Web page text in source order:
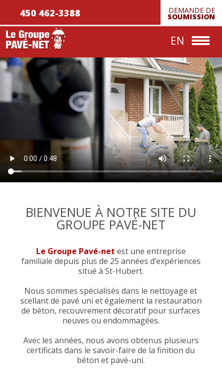
DEMANDE DE
SOUMISSION
EN
450 462-3388
BIENVENUE À NOTRE SITE DU
GROUPE PAVÉ-NET
Le Groupe Pavé-net est une entreprise
familiale depuis plus de 25 années d’expériences
situé à St-Hubert.
Nous sommes spécialisés dans le nettoyage et
scellant de pavé uni et également la restauration
de béton, recouvrement décoratif pour surfaces
neuves ou endommagées.
Avec les années, nous avons obtenus plusieurs
certificats dans le savoir-faire de la finition du
béton et pavé-uni.